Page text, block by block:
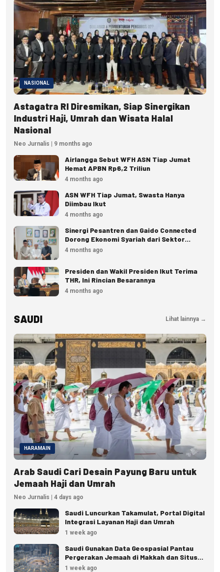
NASIONAL
Astagatra RI Diresmikan, Siap Sinergikan
Industri Haji, Umrah dan Wisata Halal
Nasional
Neo Jurnalis | 9 months ago
Airlangga Sebut WFH ASN Tiap Jumat
Hemat APBN Rp6,2 Triliun
4 months ago
ASN WFH Tiap Jumat, Swasta Hanya
Diimbau Ikut
4 months ago
Sinergi Pesantren dan Gaido Connected
Dorong Ekonomi Syariah dari Sektor
Pangan
4 months ago
Presiden dan Wakil Presiden Ikut Terima
THR, Ini Rincian Besarannya
4 months ago
SAUDI Lihat lainnya →
HARAMAIN
Arab Saudi Cari Desain Payung Baru untuk
Jemaah Haji dan Umrah
Neo Jurnalis | 4 days ago
Saudi Luncurkan Takamulat, Portal Digital
Integrasi Layanan Haji dan Umrah
1 week ago
Saudi Gunakan Data Geospasial Pantau
Pergerakan Jemaah di Makkah dan Situs
Suci
1 week ago